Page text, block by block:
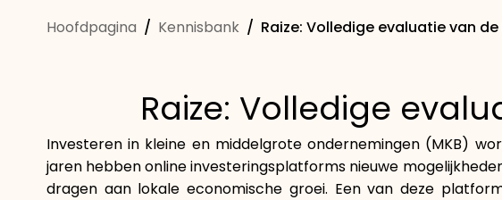
Español
Deutsch
Eesti keel
Hoofdpagina / Kennisbank / Raize: Volledige evaluatie van
Raize: Volledige
Investeren in kleine en middelgrote ondernemingen (MKB)
jaren hebben online investeringsplatforms nieuwe
dragen aan lokale economische groei. Een van deze